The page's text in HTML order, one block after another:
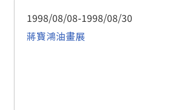
1998/08/08-1998/08/30
蔣寶鴻油畫展